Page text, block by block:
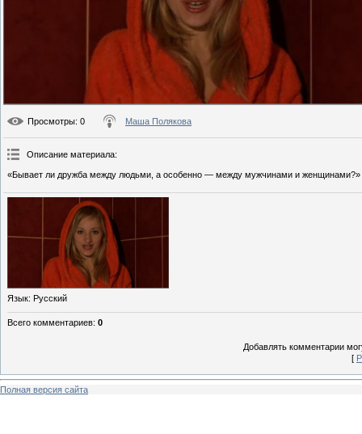
Просмотры: 0 Маша Полякова
Описание материала:
«Бывает ли дружба между людьми, а особенно — между мужчинами и
Язык: Русский
Всего комментариев: 0
Добавлять комментарии
[
Полная версия сайта